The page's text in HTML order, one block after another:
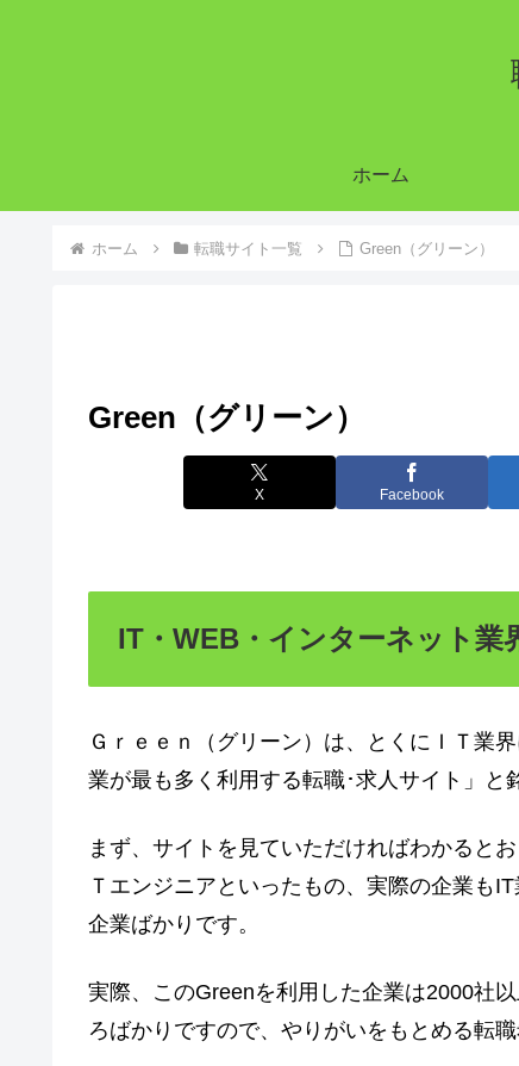
ホーム
ホーム 転職サイト一覧 Green（グリーン）
Green（グリーン）
X Facebook
IT・WEB・インターネット業
Ｇｒｅｅｎ（グリーン）は、とくにＩＴ業
業が最も多く利用する転職･求人サイト」と
まず、サイトを見ていただければわかると
Ｔエンジニアといったもの、実際の企業も
企業ばかりです。
実際、このGreenを利用した企業は2000社
ろばかりですので、やりがいをもとめる転